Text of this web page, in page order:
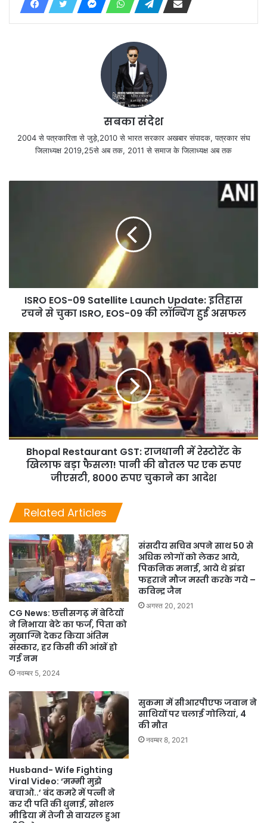
सबका संदेश
2004 से पत्रकारिता से जुड़े,2010 से भारत सरकार अखबार संपादक, पत्रकार संघ
जिलाध्यक्ष 2019,25से अब तक, 2011 से समाज के जिलाध्यक्ष अब तक
ISRO EOS-09 Satellite Launch Update: इतिहास
रचने से चुका ISRO, EOS-09 की लॉन्चिंग हुई असफल
Bhopal Restaurant GST: राजधानी में रेस्टोरेंट के
खिलाफ बड़ा फैसला! पानी की बोतल पर एक रुपए
जीएसटी, 8000 रुपए चुकाने का आदेश
Related Articles
CG News: छत्तीसगढ़ में बेटियों
ने निभाया बेटे का फर्ज, पिता को
मुखाग्नि देकर किया अंतिम
संस्कार, हर किसी की आंखें हो
गई नम
नवम्बर 5, 2024
संसदीय सचिव अपने साथ 50 से
अधिक लोगों को लेकर आये,
पिकनिक मनाई, आये थे झंडा
फहराने मौज मस्ती करके गये –
कविन्द्र जैन
अगस्त 20, 2021
Husband- Wife Fighting
Viral Video: ‘मम्मी मुझे
बचाओ..’ बंद कमरे में पत्नी ने
कर दी पति की धुनाई, सोशल
मीडिया में तेजी से वायरल हुआ
सुकमा में सीआरपीएफ जवान ने
साथियों पर चलाई गोलियां, 4
की मौत
नवम्बर 8, 2021